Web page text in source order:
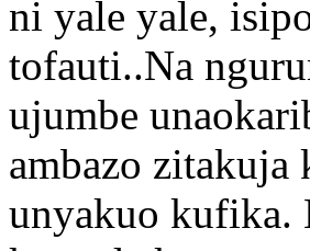
ni yale yale,
tofauti..Na
ujumbe
ambazo
unyakuo kufika.